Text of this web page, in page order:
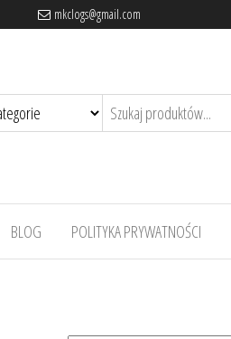
mkclogs@gmail.com
BLOG POLITYKA PRYWATNOŚCI